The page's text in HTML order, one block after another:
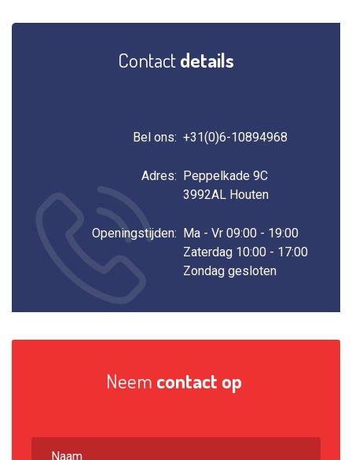
Contactdetails
Bel ons: +31(0)6-10894968
Adres: Peppelkade 9C‎ ‎
3992AL Houten
Openingstijden: Ma - Vr 09:00 - 19:00
Zaterdag 10:00 - 17:00
Zondag gesloten
Neem contact op